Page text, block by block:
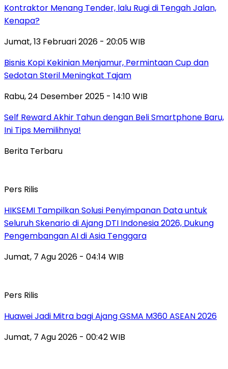
Kontraktor Menang Tender, lalu Rugi di Tengah Jalan,
Kenapa?
Jumat, 13 Februari 2026 - 20:05 WIB
Bisnis Kopi Kekinian Menjamur, Permintaan Cup dan
Sedotan Steril Meningkat Tajam
Rabu, 24 Desember 2025 - 14:10 WIB
Self Reward Akhir Tahun dengan Beli Smartphone Baru,
Ini Tips Memilihnya!
Berita Terbaru
Pers Rilis
HIKSEMI Tampilkan Solusi Penyimpanan Data untuk
Seluruh Skenario di Ajang DTI Indonesia 2026, Dukung
Pengembangan AI di Asia Tenggara
Jumat, 7 Agu 2026 - 04:14 WIB
Pers Rilis
Huawei Jadi Mitra bagi Ajang GSMA M360 ASEAN 2026
Jumat, 7 Agu 2026 - 00:42 WIB